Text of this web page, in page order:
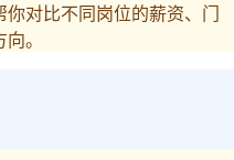
对比不同岗位的薪资、门
。